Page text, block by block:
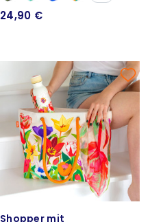
24,90 €
Shopper mit